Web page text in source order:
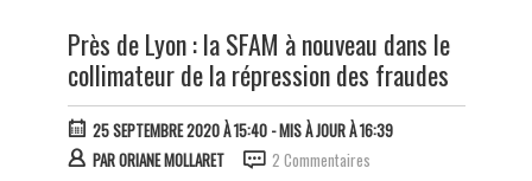
Près de Lyon : la SFAM à nouveau dans le
collimateur de la répression des fraudes
25 SEPTEMBRE 2020 À 15:40- MIS À JOUR À 16:39
PARORIANE MOLLARET 2 Commentaires